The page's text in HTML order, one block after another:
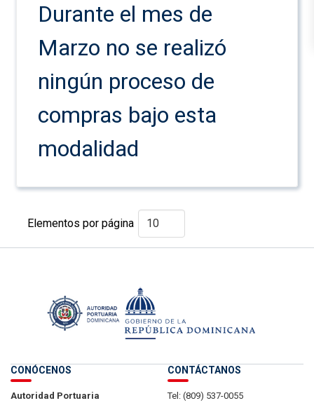
Durante el mes de
Marzo no se realizó
ningún proceso de
compras bajo esta
modalidad
Elementos por página
CONÓCENOS
Autoridad Portuaria
CONTÁCTANOS
Tel: (809) 537-0055